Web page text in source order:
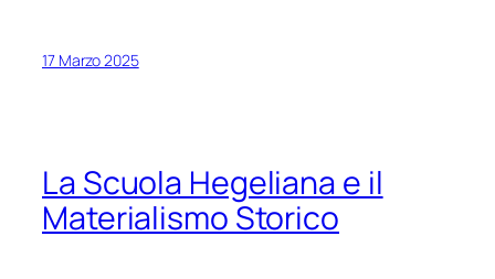
17 Marzo 2025
La Scuola Hegeliana e il
Materialismo Storico